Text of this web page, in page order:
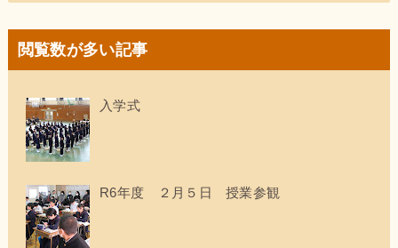
閲覧数が多い記事
入学式
R6年度 ２月５日 授業参観